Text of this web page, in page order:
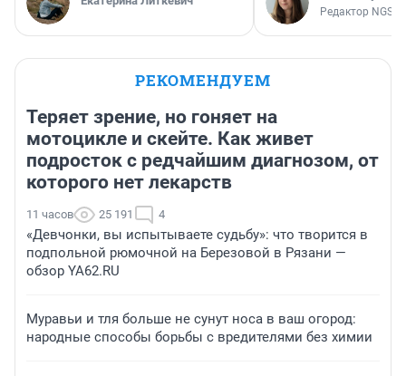
Редактор
РЕКОМЕНДУЕМ
Теряет зрение, но гоняет на
мотоцикле и скейте. Как живет
подросток с редчайшим диагнозом, от
которого нет лекарств
11 часов 25 191 4
«Девчонки, вы испытываете судьбу»: что творится в
подпольной рюмочной на Березовой в Рязани —
обзор YA62.RU
Муравьи и тля больше не сунут носа в ваш огород:
народные способы борьбы с вредителями без химии